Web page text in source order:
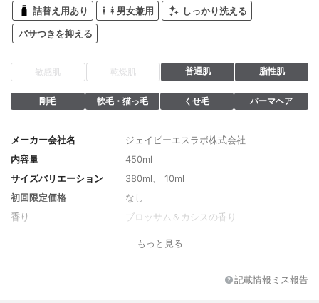
詰替え用あり 男女兼用 しっかり洗える
パサつきを抑える
敏感肌 乾燥肌 普通肌 脂性肌
剛毛 軟毛・猫っ毛 くせ毛 パーマヘア
メーカー会社名
ジェイピーエスラボ株式会社
内容量
450ml
サイズバリエーション
380ml、 10ml
初回限定価格
なし
香り
ブロッサム＆カシスの香り
プラチナセラミド、グルコシルセラミド、
白金ラウロイルグルタミン酸ジ（フィトス
チミツタンパク、加水分解シルク、加水分
もっと見る
記載情報ミス報告